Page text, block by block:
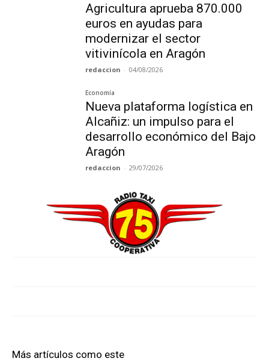
Agricultura aprueba 870.000
euros en ayudas para
modernizar el sector
vitivinícola en Aragón
redaccion - 04/08/2026
Economía
Nueva plataforma logística en
Alcañiz: un impulso para el
desarrollo económico del Bajo
Aragón
redaccion - 29/07/2026
Más artículos como este